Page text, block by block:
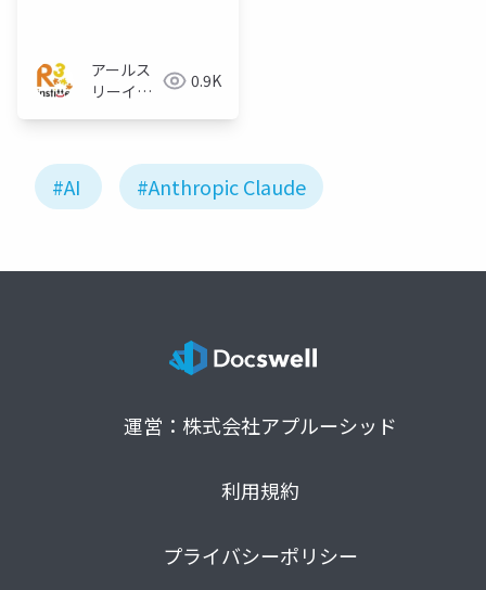
アールス
リーイン
0.9K
#AI #Anthropic Claude
運営：株式会社アプルーシッド
利用規約
プライバシーポリシー